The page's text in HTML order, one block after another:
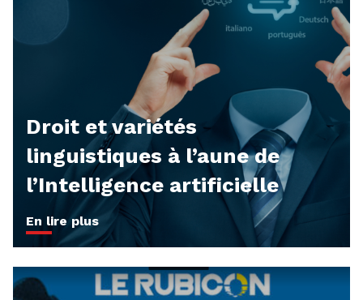
Droit et variétés
linguistiques à l’aune de
l’Intelligence artificielle
En lire plus